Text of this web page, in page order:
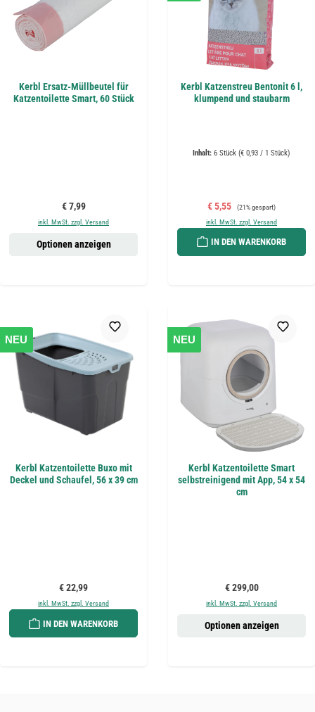
Kerbl Ersatz-Müllbeutel für
Katzentoilette Smart, 60 Stück
Regulärer Preis:
€ 7,99
inkl. MwSt. zzgl. Versand
Optionen anzeigen
Kerbl Katzenstreu Bentonit 6 l,
klumpend und staubarm
Inhalt: 6 Stück (€ 0,93 / 1 Stück)
Verkaufspreis:
€ 5,55 Regulärer Preis:
(21% gespart)
inkl. MwSt. zzgl. Versand
IN DEN WARENKORB
NEU
Kerbl Katzentoilette Buxo mit
Deckel und Schaufel, 56 x 39 cm
Regulärer Preis:
€ 22,99
inkl. MwSt. zzgl. Versand
IN DEN WARENKORB
NEU
Kerbl Katzentoilette Smart
selbstreinigend mit App, 54 x 54
cm
Regulärer Preis:
€ 299,00
inkl. MwSt. zzgl. Versand
Optionen anzeigen